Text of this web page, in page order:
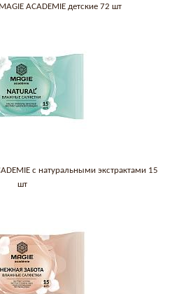
ACADEMIE детские 72 шт
с натуральными экстрактами 15
шт